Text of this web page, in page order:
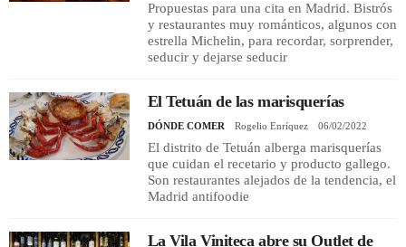
Propuestas para una cita en Madrid. Bistrós
y restaurantes muy románticos, algunos con
estrella Michelin, para recordar, sorprender,
seducir y dejarse seducir
El Tetuán de las marisquerías
DÓNDE COMER Rogelio Enríquez 06/02/2022
El distrito de Tetuán alberga marisquerías
que cuidan el recetario y producto gallego.
Son restaurantes alejados de la tendencia, el
Madrid antifoodie
La Vila Viniteca abre su Outlet de